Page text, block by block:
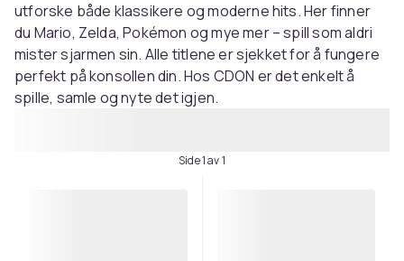
utforske både klassikere og moderne hits. Her finner
du Mario, Zelda, Pokémon og mye mer – spill som aldri
mister sjarmen sin. Alle titlene er sjekket for å fungere
perfekt på konsollen din. Hos CDON er det enkelt å
spille, samle og nyte det igjen.
Side 1 av 1